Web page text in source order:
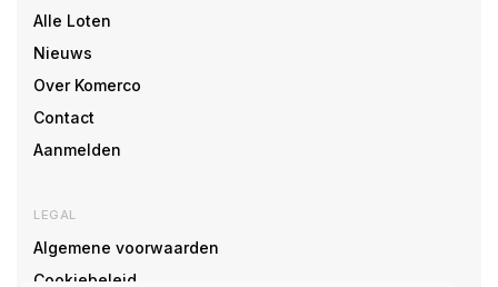
Alle Loten
Nieuws
Over Komerco
Contact
Aanmelden
LEGAL
Algemene voorwaarden
Cookiebeleid